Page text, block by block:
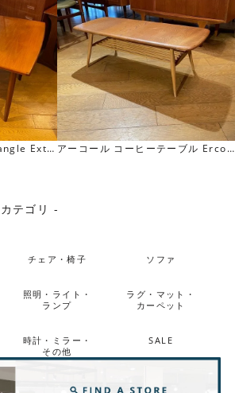
Exte アーコール コーヒーテーブル Ercol
テゴリ -
チェア・椅子 ソファ
照明・ライト・
ランプ
ラグ・マット・
カーペット
時計・ミラー・
その他
SALE